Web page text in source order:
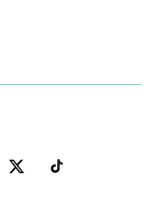
–
TWITTER–
–
WELIFE–